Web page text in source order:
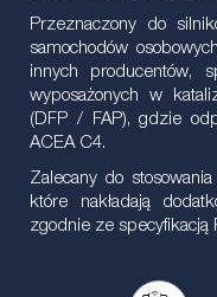
Przeznaczony do
samochodów
innych producentów,
wyposażonych w
(DFP / FAP), gdzie
ACEA C4.
Zalecany do
które nakładają
zgodnie ze specyfikacją